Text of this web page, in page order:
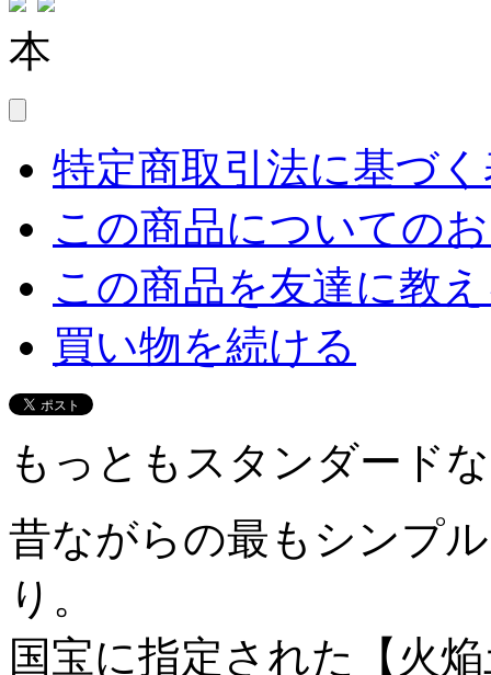
本
特定商取引法に基づ
この商品についての
この商品を友達に教
買い物を続ける
もっともスタンダード
昔ながらの最もシンプ
り。
国宝に指定された【火